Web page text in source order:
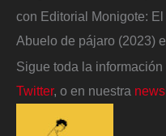
con Editorial Monigote:
Abuelo de pájaro (2023)
Sigue toda la
Twitter, o en nuestra